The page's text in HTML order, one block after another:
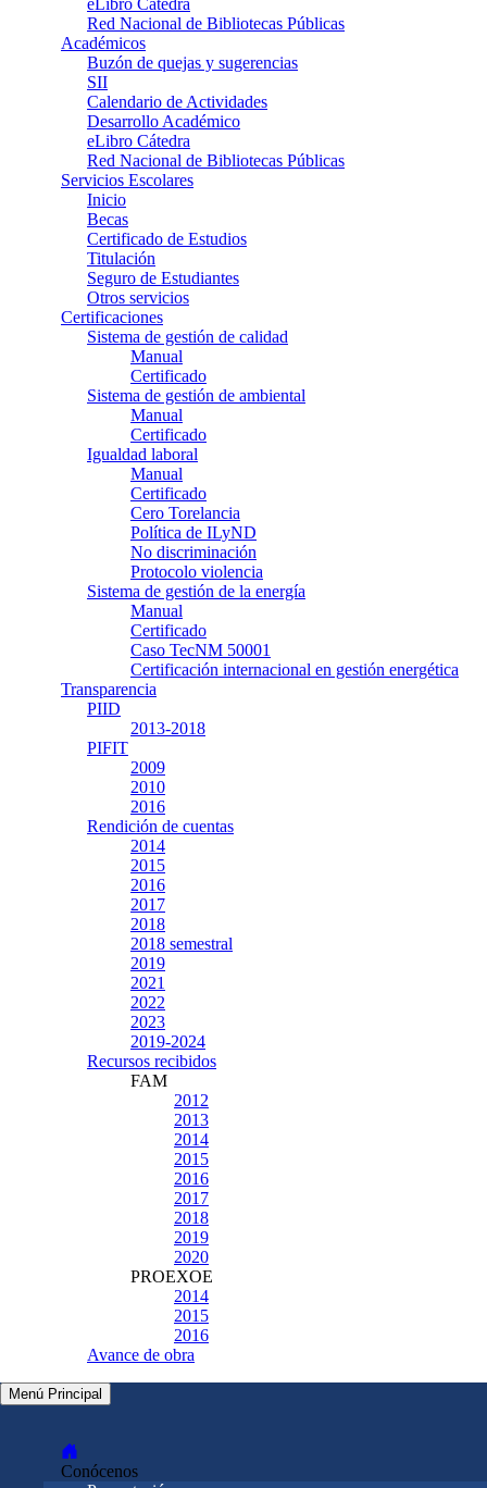
eLibro Cátedra
Red Nacional de Bibliotecas Públicas
Académicos
Buzón de quejas y sugerencias
SII
Calendario de Actividades
Desarrollo Académico
eLibro Cátedra
Red Nacional de Bibliotecas Públicas
Servicios Escolares
Inicio
Becas
Certificado de Estudios
Titulación
Seguro de Estudiantes
Otros servicios
Certificaciones
Sistema de gestión de calidad
Manual
Certificado
Sistema de gestión de ambiental
Manual
Certificado
Igualdad laboral
Manual
Certificado
Cero Torelancia
Política de ILyND
No discriminación
Protocolo violencia
Sistema de gestión de la energía
Manual
Certificado
Caso TecNM 50001
Certificación internacional en gestión energética
Transparencia
PIID
2013-2018
PIFIT
2009
2010
2016
Rendición de cuentas
2014
2015
2016
2017
2018
2018 semestral
2019
2021
2022
2023
2019-2024
Recursos recibidos
FAM
2012
2013
2014
2015
2016
2017
2018
2019
2020
PROEXOE
2014
2015
2016
Avance de obra
Menú Principal
Conócenos